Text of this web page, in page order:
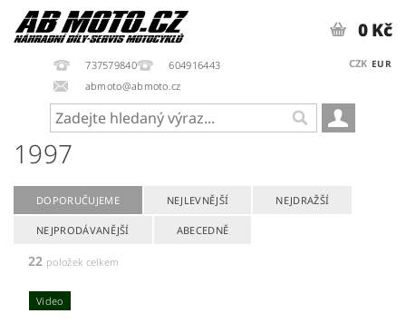
737579840
604916443
abmoto@abmoto.cz
CZK EUR
0 Kč
1997
DOPORUČUJEME NEJLEVNĚJŠÍ NEJDRAŽŠÍ
NEJPRODÁVANĚJŠÍ ABECEDNĚ
22 položek celkem
Video